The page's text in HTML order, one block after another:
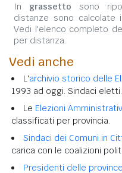
In grassetto sono
distanze sono calcolate
Vedi l'elenco completo
per distanza.
Vedi anche
L'archivio storico delle
1993 ad oggi. Sindaci eletti.
Le Elezioni
classificati per provincia.
Sindaci dei Comuni in
carica con le coalizioni
Presidenti delle